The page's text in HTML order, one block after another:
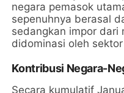
negara pemasok
sepenuhnya berasal
sedangkan impor dari
didominasi oleh
Kontribusi Negara-
Secara kumulatif